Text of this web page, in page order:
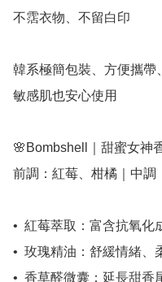
不霑衣物、不留白印
韓系極簡包裝、方便攜帶
敏感肌也安心使用
🌸Bombshell｜甜蜜女神
前調：紅莓、柑橘｜中調
•⁠  ⁠紅莓萃取：富含抗氧化
•⁠  ⁠玫瑰精油：舒緩情緒、
•⁠  ⁠香草醛微囊：延長甜香